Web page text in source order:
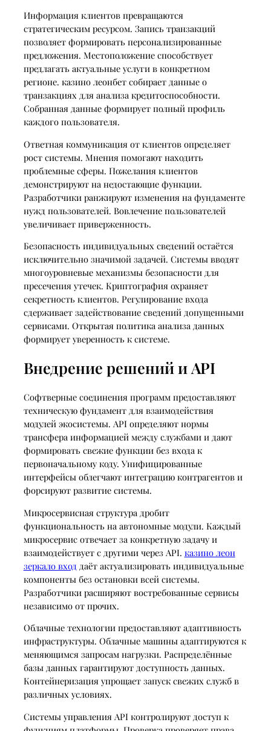
Информация клиентов превращаются
стратегическим ресурсом. Запись транзакций
позволяет формировать персонализированные
предложения. Местоположение способствует
предлагать актуальные услуги в конкретном
регионе. казино леонбет собирает данные о
транзакциях для анализа кредитоспособности.
Собранная данные формирует полный профиль
каждого пользователя.
Ответная коммуникация от клиентов определяет
рост системы. Мнения помогают находить
проблемные сферы. Пожелания клиентов
демонстрируют на недостающие функции.
Разработчики ранжируют изменения на фундаменте
нужд пользователей. Вовлечение пользователей
увеличивает приверженность.
Безопасность индивидуальных сведений остаётся
исключительно значимой задачей. Системы вводят
многоуровневые механизмы безопасности для
пресечения утечек. Криптография охраняет
секретность клиентов. Регулирование входа
сдерживает задействование сведений допущенными
сервисами. Открытая политика анализа данных
формирует уверенность к системе.
Внедрение решений и API
Софтверные соединения программ предоставляют
техническую фундамент для взаимодействия
модулей экосистемы. API определяют нормы
трансфера информацией между службами и дают
формировать свежие функции без входа к
первоначальному коду. Унифицированные
интерфейсы облегчают интеграцию контрагентов и
форсируют развитие системы.
Микросервисная структура дробит
функциональность на автономные модули. Каждый
микросервис отвечает за конкретную задачу и
взаимодействует с другими через API. казино леон
зеркало вход даёт актуализировать индивидуальные
компоненты без остановки всей системы.
Разработчики расширяют востребованные сервисы
независимо от прочих.
Облачные технологии предоставляют адаптивность
инфраструктуры. Облачные машины адаптируются к
меняющимся запросам нагрузки. Распределённые
базы данных гарантируют доступность данных.
Контейнеризация упрощает запуск свежих служб в
различных условиях.
Системы управления API контролируют доступ к